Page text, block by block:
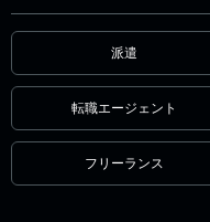
派遣
転職エージェント
フリーランス